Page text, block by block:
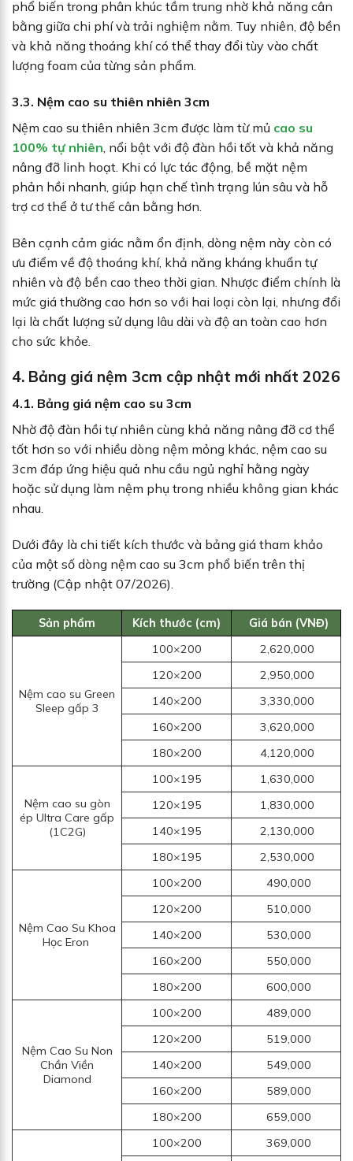
phổ biến trong phân khúc tầm trung nhờ khả năng cân
bằng giữa chi phí và trải nghiệm nằm. Tuy nhiên, độ bền
và khả năng thoáng khí có thể thay đổi tùy vào chất
lượng foam của từng sản phẩm.
3.3. Nệm cao su thiên nhiên 3cm
Nệm cao su thiên nhiên 3cm được làm từ mủ cao su
100% tự nhiên , nổi bật với độ đàn hồi tốt và khả năng
nâng đỡ linh hoạt. Khi có lực tác động, bề mặt nệm
phản hồi nhanh, giúp hạn chế tình trạng lún sâu và hỗ
trợ cơ thể ở tư thế cân bằng hơn.
Bên cạnh cảm giác nằm ổn định, dòng nệm này còn có
ưu điểm về độ thoáng khí, khả năng kháng khuẩn tự
nhiên và độ bền cao theo thời gian. Nhược điểm chính là
mức giá thường cao hơn so với hai loại còn lại, nhưng đổi
lại là chất lượng sử dụng lâu dài và độ an toàn cao hơn
cho sức khỏe.
4. Bảng giá nệm 3cm cập nhật mới nhất 2026
4.1. Bảng giá nệm cao su 3cm
Nhờ độ đàn hồi tự nhiên cùng khả năng nâng đỡ cơ thể
tốt hơn so với nhiều dòng nệm mỏng khác, nệm cao su
3cm đáp ứng hiệu quả nhu cầu ngủ nghỉ hằng ngày
hoặc sử dụng làm nệm phụ trong nhiều không gian khác
nhau.
Dưới đây là chi tiết kích thước và bảng giá tham khảo
của một số dòng nệm cao su 3cm phổ biến trên thị
trường (Cập nhật 07/2026).
Sản phẩm Kích thước (cm) Giá bán (VNĐ)
Nệm cao su Green
Sleep gấp 3
100×200
2,620,000
120×200
2,950,000
140×200
3,330,000
160×200
3,620,000
180×200
4,120,000
Nệm cao su gòn
ép Ultra Care gấp
(1C2G)
100×195
1,630,000
120×195
1,830,000
140×195
2,130,000
180×195
2,530,000
Nệm Cao Su Khoa
Học Eron
100×200
490,000
120×200
510,000
140×200
530,000
160×200
550,000
180×200
600,000
Nệm Cao Su Non
Chần Viền
Diamond
100×200
489,000
120×200
519,000
140×200
549,000
160×200
589,000
180×200
659,000
100×200
369,000